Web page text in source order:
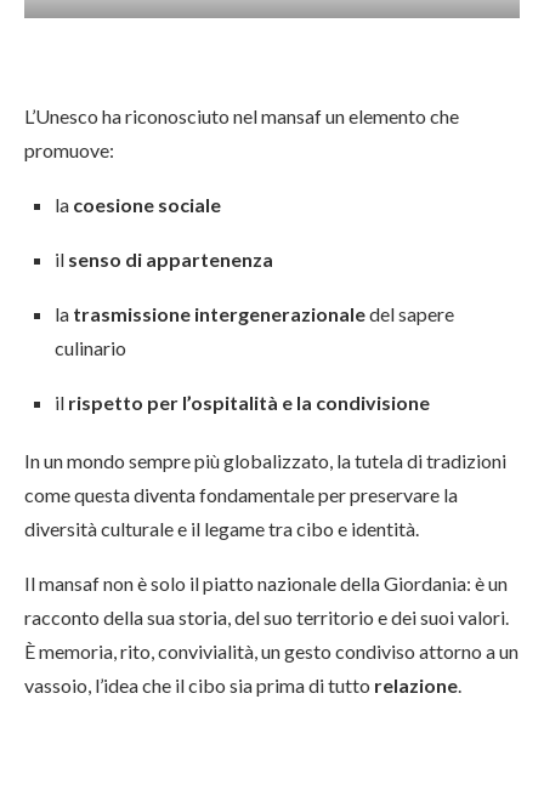
L’Unesco ha riconosciuto nel mansaf un elemento che
promuove:
la coesione sociale
il senso di appartenenza
la trasmissione intergenerazionaledel sapere
culinario
il rispetto per l’ospitalità e la condivisione
In un mondo sempre più globalizzato, la tutela di tradizioni
come questa diventa fondamentale per preservare la
diversità culturale e il legame tra cibo e identità.
Il mansaf non è solo il piatto nazionale della Giordania: è un
racconto della sua storia, del suo territorio e dei suoi valori.
È memoria, rito, convivialità, un gesto condiviso attorno a un
vassoio, l’idea che il cibo sia prima di tutto relazione.